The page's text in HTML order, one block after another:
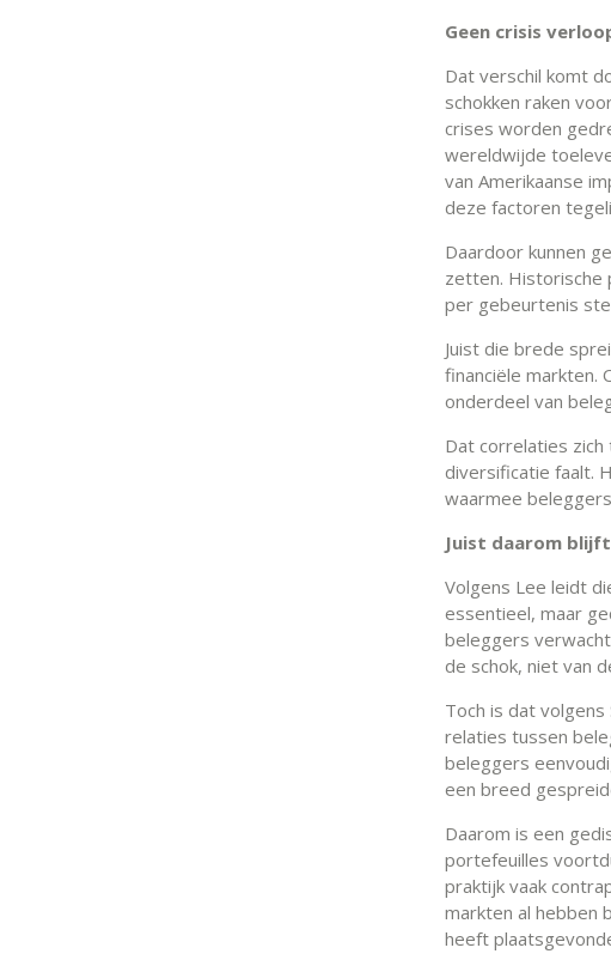
Geen crisis
Dat verschil komt
schokken raken
crises worden
wereldwijde
van Amerikaanse
deze factoren
Daardoor kunnen
zetten. Historische
per gebeurtenis
Juist die brede
financiële markten.
onderdeel van
Dat correlaties
diversificatie faalt.
waarmee
Juist daarom
Volgens Lee leidt
essentieel, maar
beleggers
de schok, niet van
Toch is dat
relaties tussen
beleggers
een breed
Daarom is een
portefeuilles
praktijk vaak
markten al hebben
heeft